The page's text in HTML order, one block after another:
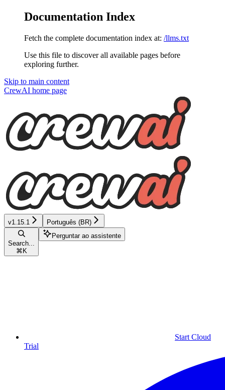
Documentation Index
Fetch the complete documentation index at: /llms.txt
Use this file to discover all available pages before
exploring further.
Skip to main content
CrewAI home page
v1.15.1 Português (BR)
Search...
⌘ K
Perguntar ao assistente
Start Cloud
Trial